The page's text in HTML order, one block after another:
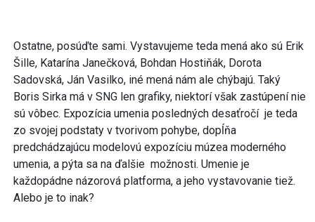
Ostatne, posúďte sami. Vystavujeme teda mená ako sú Erik
Šille, Katarína Janečková, Bohdan Hostiňák, Dorota
Sadovská, Ján Vasilko, iné mená nám ale chýbajú. Taký
Boris Sirka má v SNG len grafiky, niektorí však zastúpení nie
sú vôbec. Expozícia umenia posledných desaťročí je teda
zo svojej podstaty v tvorivom pohybe, dopĺňa
predchádzajúcu modelovú expozíciu múzea moderného
umenia, a pýta sa na ďalšie možnosti. Umenie je
každopádne názorová platforma, a jeho vystavovanie tiež.
Alebo je to inak?